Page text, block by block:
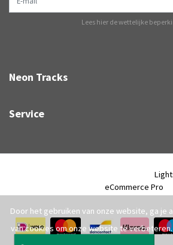
Lees hier de wettelijke
Neon Tracks
Service
eCommerce Pro
Door het gebruiken van onze website, ga je
van cookies om onze website te verbeteren.